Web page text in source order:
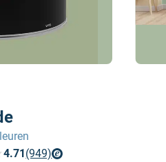
4.71(949)